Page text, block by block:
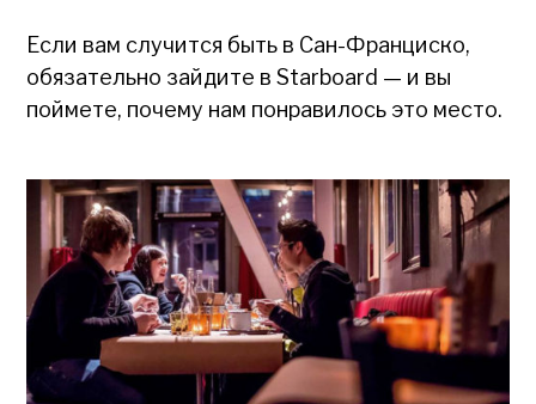
Если вам случится быть в Сан-Франциско,
обязательно зайдите в Starboard — и вы
поймете, почему нам понравилось это место.